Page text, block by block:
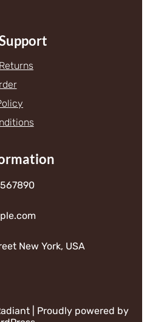
New York, USA
| Proudly powered by